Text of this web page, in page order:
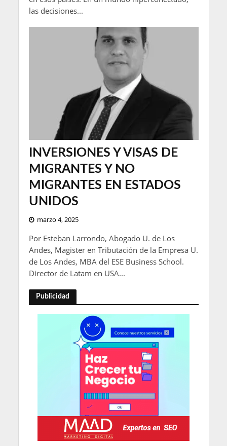
las decisiones...
INVERSIONES Y VISAS DE
MIGRANTES Y NO
MIGRANTES EN ESTADOS
UNIDOS
marzo 4, 2025
Por Esteban Larrondo, Abogado U. de Los
Andes, Magister en Tributación de la Empresa U.
de Los Andes, MBA del ESE Business School.
Director de Latam en USA...
Publicidad